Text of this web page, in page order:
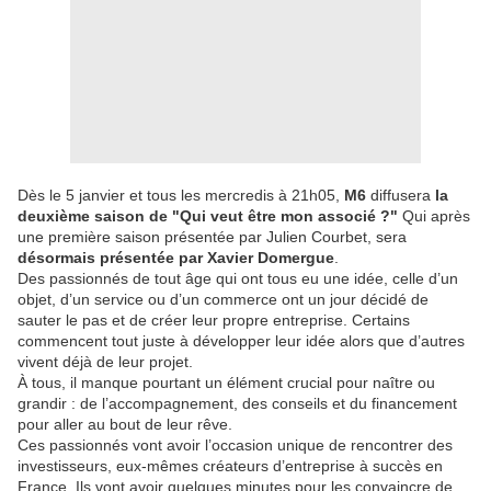
Dès le 5 janvier et tous les mercredis à 21h05, M6 diffusera la
deuxième saison de "Qui veut être mon associé ?" Qui après
une première saison présentée par Julien Courbet, sera
désormais présentée par Xavier Domergue
Des passionnés de tout âge qui ont tous eu une idée, celle d’un
objet, d’un service ou d’un commerce ont un jour décidé de
sauter le pas et de créer leur propre entreprise. Certains
commencent tout juste à développer leur idée alors que d’autres
vivent déjà de leur projet.
À tous, il manque pourtant un élément crucial pour naître ou
grandir : de l’accompagnement, des conseils et du financement
pour aller au bout de leur rêve.
Ces passionnés vont avoir l’occasion unique de rencontrer des
investisseurs, eux-mêmes créateurs d’entreprise à succès en
France. Ils vont avoir quelques minutes pour les convaincre de